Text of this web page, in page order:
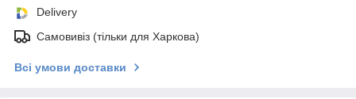
Delivery
Самовивіз (тільки для Харкова)
Всі умови доставки